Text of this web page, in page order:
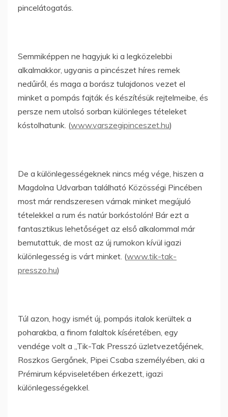
pincelátogatás.
Semmiképpen ne hagyjuk ki a legközelebbi
alkalmakkor, ugyanis a pincészet híres remek
nedűiről, és maga a borász tulajdonos vezet el
minket a pompás fajták és készítésük rejtelmeibe, és
persze nem utolsó sorban különleges tételeket
kóstolhatunk. (www.varszegipinceszet.hu)
De a különlegességeknek nincs még vége, hiszen a
Magdolna Udvarban található Közösségi Pincében
most már rendszeresen várnak minket megújuló
tételekkel a rum és natúr borkóstolón! Bár ezt a
fantasztikus lehetőséget az első alkalommal már
bemutattuk, de most az új rumokon kívül igazi
különlegesség is várt minket. (www.tik-tak-
presszo.hu)
Túl azon, hogy ismét új, pompás italok kerültek a
poharakba, a finom falaltok kíséretében, egy
vendége volt a „Tik-Tak Presszó üzletvezetőjének,
Roszkos Gergőnek, Pipei Csaba személyében, aki a
Prémirum képviseletében érkezett, igazi
különlegességekkel.